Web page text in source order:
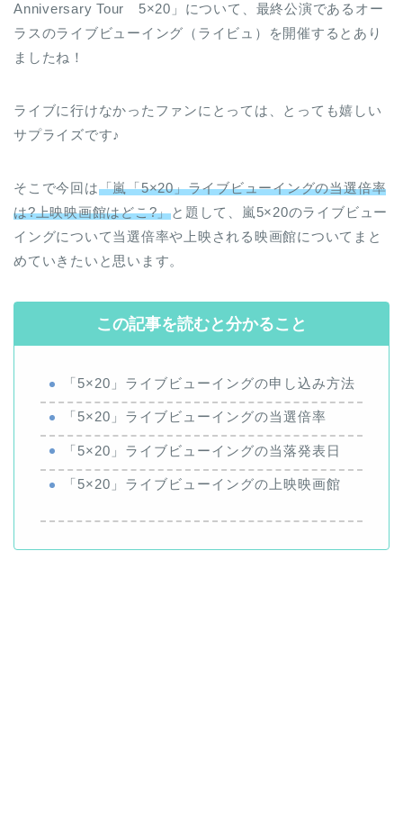
Anniversary Tour 5×20」について、最終公演であるオー
ラスのライブビューイング（ライビュ）を開催するとあり
ましたね！
ライブに行けなかったファンにとっては、とっても嬉しい
サプライズです♪
そこで今回は「嵐「5×20」ライブビューイングの当選倍率
は?上映映画館はどこ?」と題して、嵐5×20のライブビュー
イングについて当選倍率や上映される映画館についてまと
めていきたいと思います。
この記事を読むと分かること
「5×20」ライブビューイングの申し込み方法
「5×20」ライブビューイングの当選倍率
「5×20」ライブビューイングの当落発表日
「5×20」ライブビューイングの上映映画館